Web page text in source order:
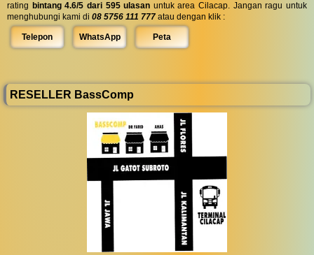
rating bintang 4.6/5 dari 595 ulasan untuk area Cilacap. Jangan ragu untuk
menghubungi kami di 08 5756 111 777 atau dengan klik :
Telepon WhatsApp Peta
RESELLER BassComp